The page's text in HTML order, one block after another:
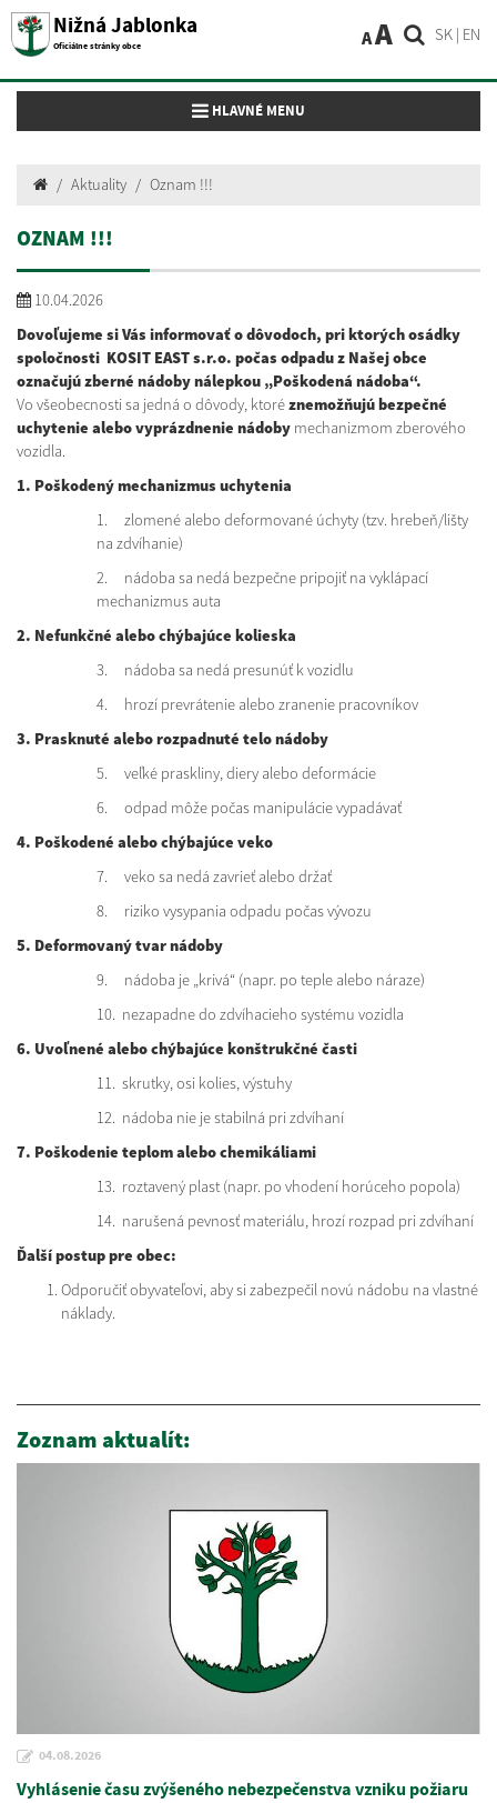
Nižná Jablonka
Oficiálne stránky obce
SK | EN
AA
Toggle navigation
HLAVNÉ MENU
Aktuality Oznam !!!
OZNAM !!!
10.04.2026
Dovoľujeme si Vás informovať o dôvodoch, pri ktorých osádky
spoločnosti KOSIT EAST s.r.o. počas odpadu z Našej obce
označujú zberné nádoby nálepkou „Poškodená nádoba“.
Vo všeobecnosti sa jedná o dôvody, ktoréznemožňujú bezpečné
uchytenie alebo vyprázdnenie nádoby mechanizmom zberového
vozidla.
1. Poškodený mechanizmus uchytenia
1. zlomené alebo deformované úchyty (tzv. hrebeň/lišty
na zdvíhanie)
2. nádoba sa nedá bezpečne pripojiť na vyklápací
mechanizmus auta
2. Nefunkčné alebo chýbajúce kolieska
3. nádoba sa nedá presunúť k vozidlu
4. hrozí prevrátenie alebo zranenie pracovníkov
3. Prasknuté alebo rozpadnuté telo nádoby
5. veľké praskliny, diery alebo deformácie
6. odpad môže počas manipulácie vypadávať
4. Poškodené alebo chýbajúce veko
7. veko sa nedá zavrieť alebo držať
8. riziko vysypania odpadu počas vývozu
5. Deformovaný tvar nádoby
9. nádoba je „krivá“ (napr. po teple alebo náraze)
10. nezapadne do zdvíhacieho systému vozidla
6. Uvoľnené alebo chýbajúce konštrukčné časti
11. skrutky, osi kolies, výstuhy
12. nádoba nie je stabilná pri zdvíhaní
7. Poškodenie teplom alebo chemikáliami
13. roztavený plast (napr. po vhodení horúceho popola)
14. narušená pevnosť materiálu, hrozí rozpad pri zdvíhaní
Ďalší postup pre obec:
Odporučiť obyvateľovi, aby si zabezpečil novú nádobu na vlastné
náklady.
Zoznam aktualít:
04.08.2026
Vyhlásenie času zvýšeného nebezpečenstva vzniku požiaru